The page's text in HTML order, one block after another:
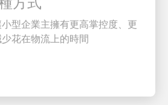
型企業主擁有更高掌控度、更
花在物流上的時間